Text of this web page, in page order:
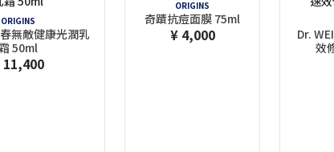
ORIGINS
無敵健康光潤乳
50ml
ORIGINS
奇蹟抗痘面膜 75ml
¥ 4,000
Dr.
效